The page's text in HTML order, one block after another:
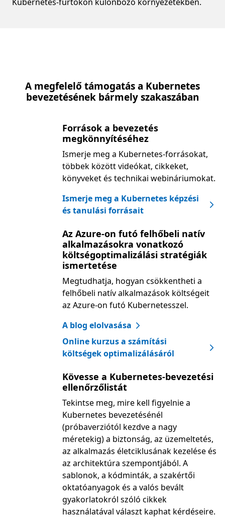
A megfelelő támogatás a Kubernetes
bevezetésének bármely szakaszában
Források a bevezetés
megkönnyítéséhez
Ismerje meg a Kubernetes-forrásokat,
többek között videókat, cikkeket,
könyveket és technikai webináriumokat.
Ismerje meg a Kubernetes képzési
és tanulási forrásait
Az Azure-on futó felhőbeli natív
alkalmazásokra vonatkozó
költségoptimalizálási stratégiák
ismertetése
Megtudhatja, hogyan csökkentheti a
felhőbeli natív alkalmazások költségeit
az Azure-on futó Kubernetesszel.
A blog elolvasása
Online kurzus a számítási
költségek optimalizálásáról
Kövesse a Kubernetes-bevezetési
ellenőrzőlistát
Tekintse meg, mire kell figyelnie a
Kubernetes bevezetésénél
(próbaverziótól kezdve a nagy
méretekig) a biztonság, az üzemeltetés,
az alkalmazás életciklusának kezelése és
az architektúra szempontjából. A
sablonok, a kódminták, a szakértői
oktatóanyagok és a valós bevált
gyakorlatokról szóló cikkek
használatával választ kaphat kérdéseire.